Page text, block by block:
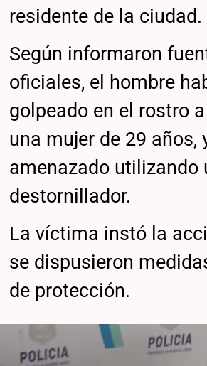
residente de la ciudad.
Según informaron
oficiales, el hombre
golpeado en el rostro
una mujer de 29 años,
amenazado utilizando
destornillador.
La víctima instó la
se dispusieron
de protección.